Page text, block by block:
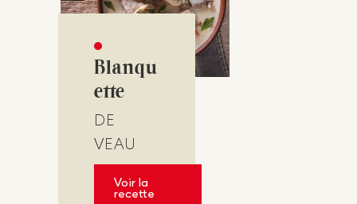
Blanqu
ette
DE
VEAU
Voir la
recette